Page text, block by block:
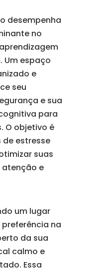
desempenha
no
Um espaço
e
seu
e sua
para
O objetivo é
de estresse
suas
e
um lugar
na
da sua
calmo e
Essa